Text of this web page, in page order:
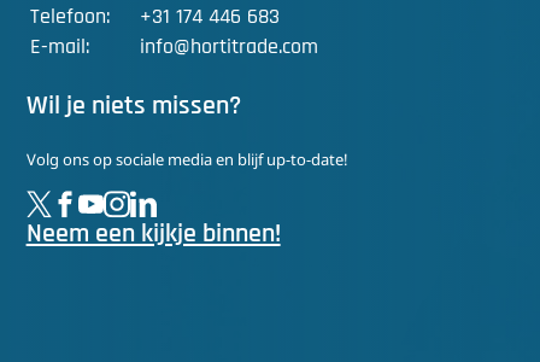
Telefoon:
+31 174 446 683
E-mail:
info@hortitrade.com
Wil je niets missen?
Volg ons op sociale media en blijf up-to-date!
Neem een kijkje binnen!